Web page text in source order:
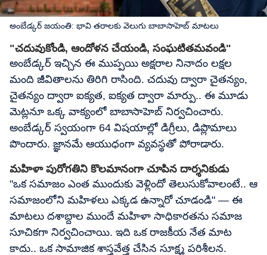
అంబేడ్కర్ జయంతి: భావి తరాలకు వెలుగు బాబాసాహెబ్ మాటలు
"చదువుకోండి, ఆందోళన చేయండి, సంఘటితమవండి"
అంబేడ్కర్ ఇచ్చిన ఈ ముప్పయి అక్షరాల నినాదం లక్షల
మంది జీవితాలను తిరిగి రాసింది. చదువు ద్వారా చైతన్యం,
చైతన్యం ద్వారా ఐక్యత, ఐక్యత ద్వారా మార్పు.. ఈ మూడు
మెట్లనూ ఒక్క వాక్యంలో బాబాసాహెబ్ నిర్వచించారు.
అంబేడ్కర్ స్వయంగా 64 విషయాల్లో డిగ్రీలు, డిప్లొమాలు
పొందారు. జ్ఞానమే ఆయుధంగా వ్యవస్థతో పోరాడారు.
మహిళా పురోగతిని కొలమానంగా చూపిన దార్శనికుడు
"ఒక సమాజం ఎంత ముందుకు వెళ్లిందో తెలుసుకోవాలంటే.. ఆ
సమాజంలోని మహిళలు ఎక్కడ ఉన్నారో చూడండి" — ఈ
మాటలు దశాబ్దాల ముందే మహిళా సాధికారతను సమాజ
సూచికగా నిర్వచించాయి. ఇది ఒక రాజకీయ నేత మాట
కాదు.. ఒక సామాజిక శాస్త్రవేత్త చేసిన సూక్ష్మ పరిశీలన.